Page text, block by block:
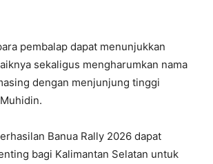
pembalap dapat menunjukkan
sekaligus mengharumkan nama
dengan menjunjung tinggi
Banua Rally 2026 dapat
bagi Kalimantan Selatan untuk